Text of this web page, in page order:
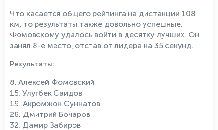
Что касается общего рейтинга на дистанции 108
км, то результаты также довольно успешные.
Фомовскому удалось войти в десятку лучших. Он
занял 8-е место, отстав от лидера на 35 секунд.
Результаты:
8. Алексей Фомовский
15. Улугбек Саидов
19. Акромжон Суннатов
28. Дмитрий Бочаров
32. Дамир Забиров